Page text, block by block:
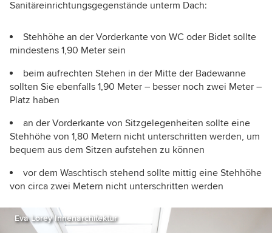
Sanitäreinrichtungsgegenstände unterm Dach:
Stehhöhe an der Vorderkante von WC oder Bidet sollte
mindestens 1,90 Meter sein
beim aufrechten Stehen in der Mitte der Badewanne
sollten Sie ebenfalls 1,90 Meter – besser noch zwei Meter –
Platz haben
an der Vorderkante von Sitzgelegenheiten sollte eine
Stehhöhe von 1,80 Metern nicht unterschritten werden, um
bequem aus dem Sitzen aufstehen zu können
vor dem Waschtisch stehend sollte mittig eine Stehhöhe
von circa zwei Metern nicht unterschritten werden
Eva Lorey Innenarchitektur